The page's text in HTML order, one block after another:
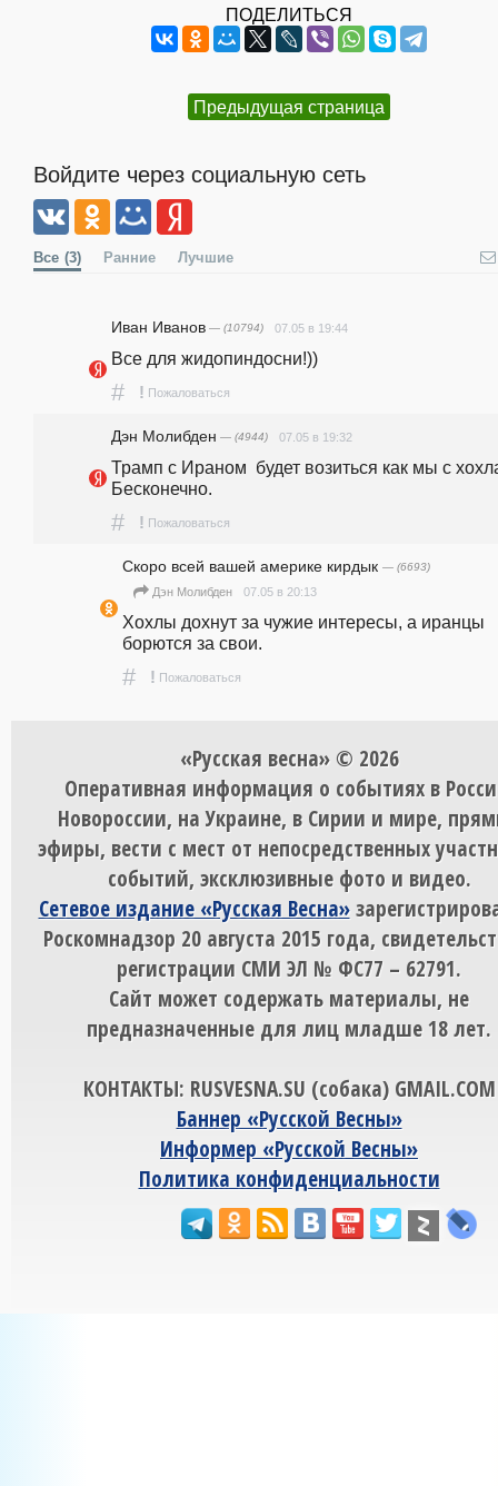
ПОДЕЛИТЬСЯ
Предыдущая страница
Войдите через социальную сеть
Все (3) Ранние Лучшие
Иван Иванов — (10794) 07.05 в 19:44
Все для жидопиндосни!))
# ! Пожаловаться
Дэн Молибден — (4944) 07.05 в 19:32
Трамп с Ираном  будет возиться как мы с
Бесконечно.
# ! Пожаловаться
Скоро всей вашей америке кирдык — (6693)
Дэн Молибден 07.05 в 20:13
Хохлы дохнут за чужие интересы, а иранцы
борются за свои.
# ! Пожаловаться
«Русская весна» © 2026
Оперативная информация о событиях в
Новороссии, на Украине, в Сирии и мире,
эфиры, вести с мест от непосредственных
событий, эксклюзивные фото и видео.
Сетевое издание «Русская Весна»
Роскомнадзор 20 августа 2015 года,
регистрации СМИ ЭЛ № ФС77 – 62791.
Сайт может содержать материалы, не
предназначенные для лиц младше 18 лет.
КОНТАКТЫ: RUSVESNA.SU (собака) GMAIL.COM
Баннер «Русской Весны»
Информер «Русской Весны»
Политика конфиденциальности